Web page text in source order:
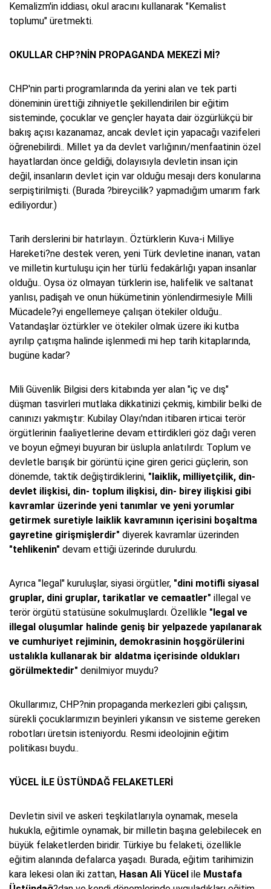
Kemalizm'in iddiası, okul aracını kullanarak "Kemalist
toplumu" üretmekti.
OKULLAR CHP?NİN PROPAGANDA MEKEZİ Mİ?
CHP'nin parti programlarında da yerini alan ve tek parti
döneminin ürettiği zihniyetle şekillendirilen bir eğitim
sisteminde, çocuklar ve gençler hayata dair özgürlükçü bir
bakış açısı kazanamaz, ancak devlet için yapacağı vazifeleri
öğrenebilirdi.. Millet ya da devlet varlığının/menfaatinin özel
hayatlardan önce geldiği, dolayısıyla devletin insan için
değil, insanların devlet için var olduğu mesajı ders konularına
serpiştirilmişti. (Burada ?bireycilik? yapmadığım umarım fark
ediliyordur.)
Tarih derslerini bir hatırlayın.. Öztürklerin Kuva-i Milliye
Hareketi?ne destek veren, yeni Türk devletine inanan, vatan
ve milletin kurtuluşu için her türlü fedakârlığı yapan insanlar
olduğu.. Oysa öz olmayan türklerin ise, halifelik ve saltanat
yanlısı, padişah ve onun hükümetinin yönlendirmesiyle Milli
Mücadele?yi engellemeye çalışan ötekiler olduğu..
Vatandaşlar öztürkler ve ötekiler olmak üzere iki kutba
ayrılıp çatışma halinde işlenmedi mi hep tarih kitaplarında,
bugüne kadar?
Mili Güvenlik Bilgisi ders kitabında yer alan "iç ve dış"
düşman tasvirleri mutlaka dikkatinizi çekmiş, kimbilir belki de
canınızı yakmıştır: Kubilay Olayı'ndan itibaren irticai terör
örgütlerinin faaliyetlerine devam ettirdikleri göz dağı veren
ve boyun eğmeyi buyuran bir üslupla anlatılırdı: Toplum ve
devletle barışık bir görüntü içine giren gerici güçlerin, son
dönemde, taktik değiştirdiklerini, "laiklik, milliyetçilik, din-
devlet ilişkisi, din- toplum ilişkisi, din- birey ilişkisi gibi
kavramlar üzerinde yeni tanımlar ve yeni yorumlar
getirmek suretiyle laiklik kavramının içerisini boşaltma
gayretine girişmişlerdir" diyerek kavramlar üzerinden
"tehlikenin" devam ettiği üzerinde durulurdu.
Ayrıca "legal" kuruluşlar, siyasi örgütler, "dini motifli siyasal
gruplar, dini gruplar, tarikatlar ve cemaatler" illegal ve
terör örgütü statüsüne sokulmuşlardı. Özellikle "legal ve
illegal oluşumlar halinde geniş bir yelpazede yapılanarak
ve cumhuriyet rejiminin, demokrasinin hoşgörülerini
ustalıkla kullanarak bir aldatma içerisinde oldukları
görülmektedir" denilmiyor muydu?
Okullarımız, CHP?nin propaganda merkezleri gibi çalışsın,
sürekli çocuklarımızın beyinleri yıkansın ve sisteme gereken
robotları üretsin isteniyordu. Resmi ideolojinin eğitim
politikası buydu..
YÜCEL İLE ÜSTÜNDAĞ FELAKETLERİ
Devletin sivil ve askeri teşkilatlarıyla oynamak, mesela
hukukla, eğitimle oynamak, bir milletin başına gelebilecek en
büyük felaketlerden biridir. Türkiye bu felaketi, özellikle
eğitim alanında defalarca yaşadı. Burada, eğitim tarihimizin
kara lekesi olan iki zattan, Hasan Ali Yücel ile Mustafa